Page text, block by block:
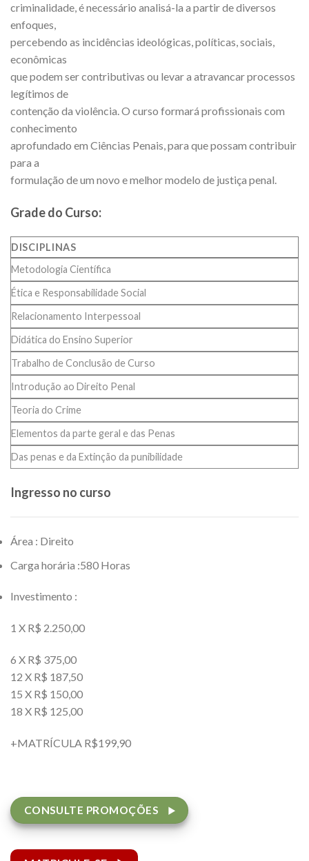
criminalidade, é necessário analisá-la a partir de diversos
enfoques,
percebendo as incidências ideológicas, políticas, sociais,
econômicas
que podem ser contributivas ou levar a atravancar processos
legítimos de
contenção da violência. O curso formará profissionais com
conhecimento
aprofundado em Ciências Penais, para que possam contribuir
para a
formulação de um novo e melhor modelo de justiça penal.
Grade do Curso:
DISCIPLINAS
Metodologia Científica
Ética e Responsabilidade Social
Relacionamento Interpessoal
Didática do Ensino Superior
Trabalho de Conclusão de Curso
Introdução ao Direito Penal
Teoria do Crime
Elementos da parte geral e das Penas
Das penas e da Extinção da punibilidade
Ingresso no curso
Área : Direito
Carga horária :580 Horas
Investimento :
1 X R$ 2.250,00
6 X R$ 375,00
12 X R$ 187,50
15 X R$ 150,00
18 X R$ 125,00
+MATRÍCULA R$199,90
CONSULTE PROMOÇÕES